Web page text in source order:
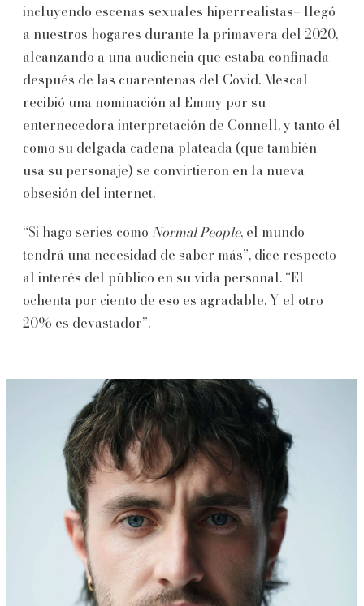
incluyendo escenas sexuales hiperrealistas– llegó
a nuestros hogares durante la primavera del 2020,
alcanzando a una audiencia que estaba confinada
después de las cuarentenas del Covid. Mescal
recibió una nominación al Emmy por su
enternecedora interpretación de Connell, y tanto él
como su delgada cadena plateada (que también
usa su personaje) se convirtieron en la nueva
obsesión del internet.
“Si hago series como Normal People, el mundo
tendrá una necesidad de saber más”, dice respecto
al interés del público en su vida personal. “El
ochenta por ciento de eso es agradable. Y el otro
20% es devastador”.